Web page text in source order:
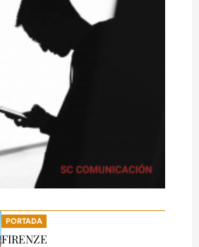
PORTADA
FIRENZE